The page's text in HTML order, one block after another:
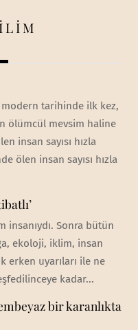
modern tarihinde ilk kez,
ölümcül mevsim haline
insan sayısı hızla
ölen insan sayısı hızla
insanıydı. Sonra bütün
ekoloji, iklim, insan
erken uyarıları ile ne
kadar...
bir karanlıkta